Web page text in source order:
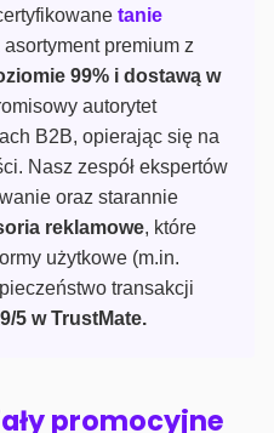
tanie
asortyment premium z
99% i dostawą w
autorytet
B2B, opierając się na
Nasz zespół ekspertów
oraz starannie
reklamowe, które
użytkowe (m.in.
transakcji
5 w TrustMate.
promocyjne